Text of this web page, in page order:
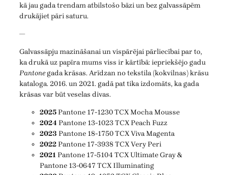
kā jau gada trendam atbilstošo bāzi un bez galvassāpēm
drukājiet pāri saturu.
—
Galvassāpju mazināšanai un vispārējai pārliecībai par to,
ka drukā uz papīra mums viss ir kārtībā: iepriekšējo gadu
Pantonegada krāsas. Arīdzan no tekstila (kokvilnas) krāsu
kataloga. 2016. un 2021. gadā pat tika izdomāts, ka gada
krāsas var būt veselas divas.
2025Pantone 17-1230 TCX Mocha Mousse
2024 Pantone 13-1023 TCX Peach Fuzz
2023 Pantone 18-1750 TCX Viva Magenta
2022Pantone 17-3938 TCX Very Peri
2021Pantone 17-5104 TCX Ultimate Gray &
Pantone 13-0647 TCX Illuminating